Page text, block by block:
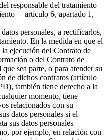
responsable del tratamiento
—artículo 6, apartado 1,
personales, a rectificarlos,
En la medida en que el
la ejecución del Contrato de
o del Contrato de
sea parte, o para atender su
de dichos contratos (artículo
también tiene derecho a la
momento, tiene
relacionados con su
datos personales si el
sus datos personales
por ejemplo, en relación con